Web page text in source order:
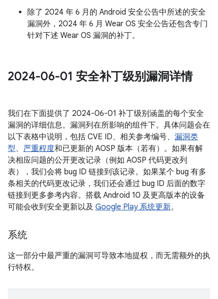
除了 2024 年 6 月的 Android 安全公告中所述的安全
漏洞外，2024 年 6 月 Wear OS 安全公告还包含专门
针对下述 Wear OS 漏洞的补丁。
2024-06-01 安全补丁级别漏洞详情
我们在下面提供了 2024-06-01 补丁级别涵盖的每个安全
漏洞的详细信息。漏洞列在所影响的组件下。具体问题会在
以下表格中说明，包括 CVE ID、相关参考编号、 漏洞类
型、 严重程度和已更新的 AOSP 版本（若有）。如果有解
决相应问题的公开更改记录（例如 AOSP 代码更改列
表），我们会将 bug ID 链接到该记录。如果某个 bug 有多
条相关的代码更改记录，我们还会通过 bug ID 后面的数字
链接到更多参考内容。搭载 Android 10 及更高版本的设备
可能会收到安全更新以及 Google Play 系统更新。
系统
这一部分中最严重的漏洞可导致本地提权，而无需额外的执
行特权。